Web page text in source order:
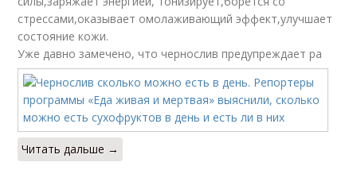
стрессами,оказывает омолаживающий эффект,улучшает
состояние кожи.
Уже давно замечено, что чернослив предупреждает ра
Читать дальше →